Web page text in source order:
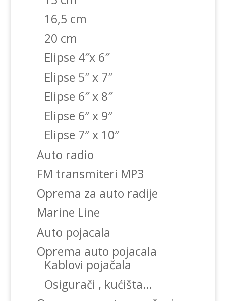
16,5 cm
20 cm
Elipse 4″x 6″
Elipse 5″ x 7″
Elipse 6″ x 8″
Elipse 6″ x 9″
Elipse 7″ x 10″
Auto radio
FM transmiteri MP3
Oprema za auto radije
Marine Line
Auto pojacala
Oprema auto pojacala
Kablovi pojačala
Osigurači , kućišta…